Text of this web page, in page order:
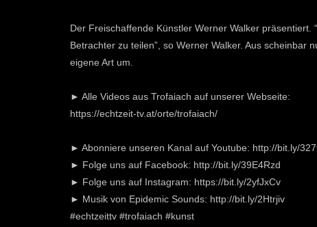
Der Freischaffende Künstler Werner Walker
Betrachter zu teilen”, so Werner Walker. Aus scheinbar
eigene Art um.
► Alle Videos aus Trofaiach auf unserer Webseite:
https://echtzeit-tv.at/orte/trofaiach/
► Abonniere unseren Kanal auf Youtube: http://bit.ly/
► Folge uns auf Facebook: http://bit.ly/39E4Rzd
► Folge uns auf Instagram: https://bit.ly/2yfJxCv
► Musik von Epidemic Sounds: http://bit.ly/2Htrjiv
#echtzeittv #trofaiach #kunst